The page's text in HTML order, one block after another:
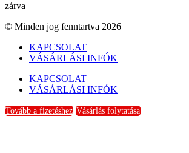
zárva
© Minden jog fenntartva 2026
KAPCSOLAT
VÁSÁRLÁSI INFÓK
KAPCSOLAT
VÁSÁRLÁSI INFÓK
Tovább a fizetéshez Vásárlás folytatása